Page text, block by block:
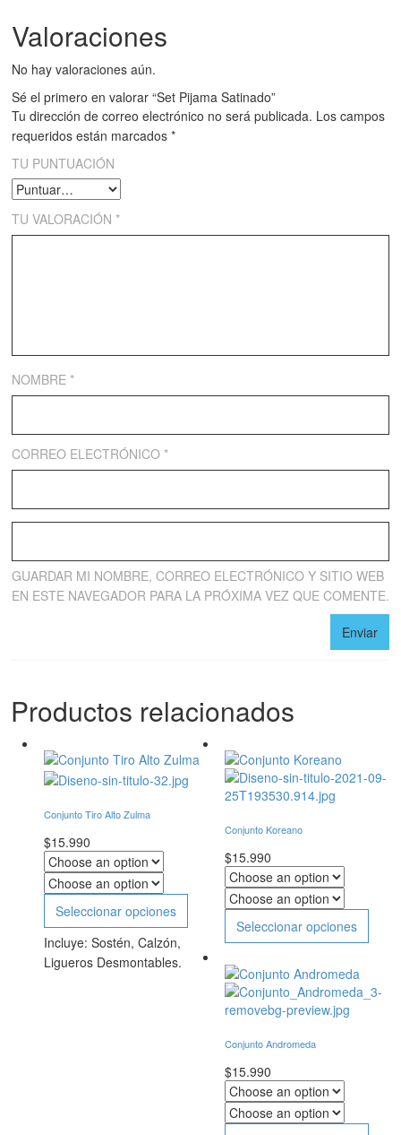
Valoraciones
No hay valoraciones aún.
Sé el primero en valorar “Set Pijama Satinado”
Tu dirección de correo electrónico no será publicada. Los campos
requeridos están marcados *
TU PUNTUACIÓN
TU VALORACIÓN *
NOMBRE *
CORREO ELECTRÓNICO *
GUARDAR MI NOMBRE, CORREO ELECTRÓNICO Y SITIO WEB
EN ESTE NAVEGADOR PARA LA PRÓXIMA VEZ QUE COMENTE.
Productos relacionados
Conjunto Tiro Alto Zulma
$15.990
Seleccionar opciones
Incluye: Sostén, Calzón,
Ligueros Desmontables.
Conjunto Koreano
$15.990
Seleccionar opciones
Conjunto Andromeda
$15.990